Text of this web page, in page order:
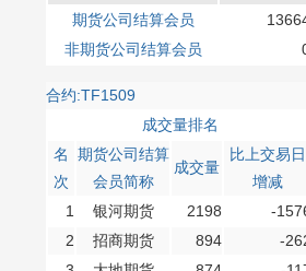
期货公司结算会员
非期货公司结算会员
合约:TF1509
成交量排名
名
次
期货公司结算
会员简称
成交量
比上交易日
增减
1
银河期货 2198
-
2
招商期货 894
-